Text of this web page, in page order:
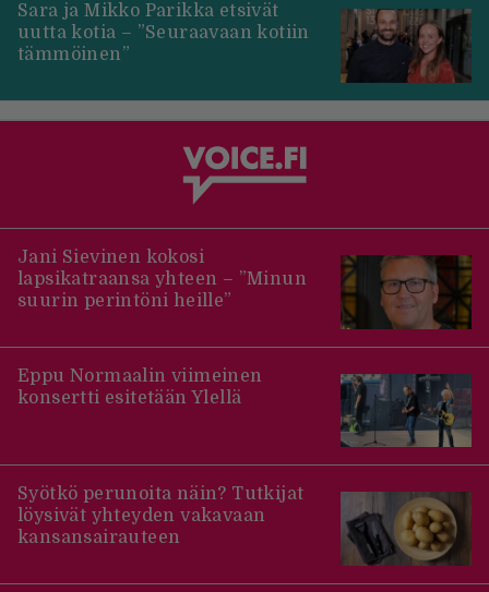
Sara ja Mikko Parikka etsivät
uutta kotia – ”Seuraavaan kotiin
tämmöinen”
Jani Sievinen kokosi
lapsikatraansa yhteen – ”Minun
suurin perintöni heille”
Eppu Normaalin viimeinen
konsertti esitetään Ylellä
Syötkö perunoita näin? Tutkijat
löysivät yhteyden vakavaan
kansansairauteen